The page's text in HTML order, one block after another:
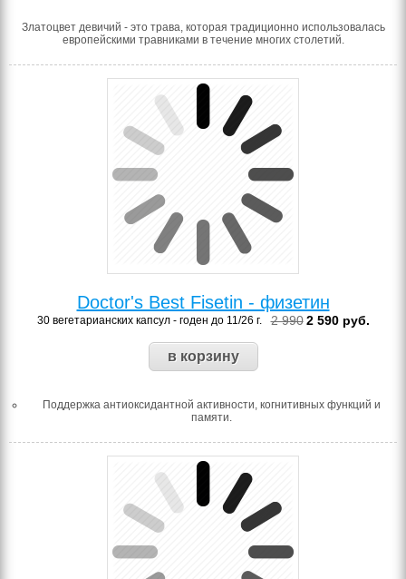
Златоцвет девичий - это трава, которая традиционно использовалась
европейскими травниками в течение многих столетий.
Doctor's Best Fisetin - физетин
30 вегетарианских капсул - годен до 11/26 г. 2 990 2 590 руб.
Поддержка антиоксидантной активности, когнитивных функций и
памяти.